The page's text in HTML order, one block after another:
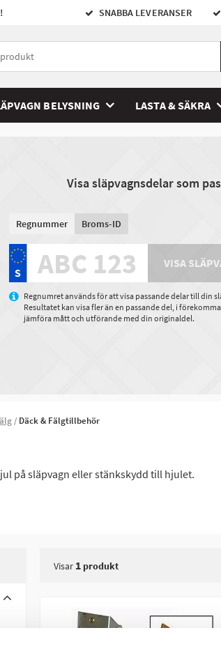
SNABBA LEVERANSER
BELYSNING LASTA & SÄKRA
Visa släpvagnsdelar som
Regnummer Broms-ID
VISA
Regnumret används för att visa passande delar till din
Resultatet kan visa fler än en passande del, i
jämföra mått och utförande med din originaldel.
Däck & Fälgtillbehör
på släpvagn eller stänkskydd till hjulet.
Visar 1produkt